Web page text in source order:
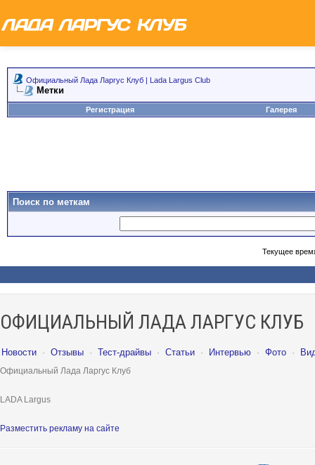
Официальный Лада Ларгус Клуб | Lada Largus Club
Метки
Регистрация Галерея
Поиск по меткам
Текущее
ОФИЦИАЛЬНЫЙ ЛАДА ЛАРГУС КЛУБ
Новости · Отзывы · Тест-драйвы · Статьи · Интервью · Фото ·
Официальный Лада Ларгус Клуб
LADA Largus
Разместить рекламу на сайте